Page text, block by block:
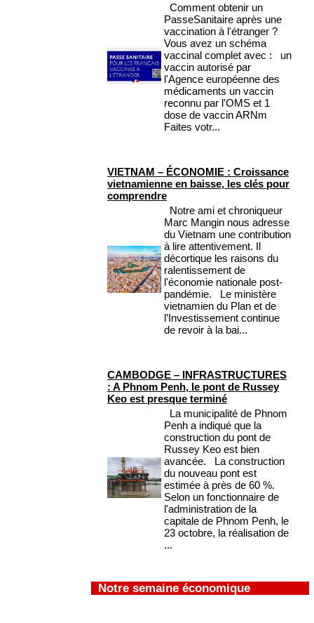
Comment obtenir un
PasseSanitaire après une
vaccination à l'étranger ?
Vous avez un schéma
vaccinal complet avec : un
vaccin autorisé par
l'Agence européenne des
médicaments un vaccin
reconnu par l'OMS et 1
dose de vaccin ARNm
Faites votr...
VIETNAM – ÉCONOMIE : Croissance
vietnamienne en baisse, les clés pour
comprendre
Notre ami et chroniqueur
Marc Mangin nous adresse
du Vietnam une contribution
à lire attentivement. Il
décortique les raisons du
ralentissement de
l'économie nationale post-
pandémie. Le ministère
vietnamien du Plan et de
l’Investissement continue
de revoir à la bai...
CAMBODGE – INFRASTRUCTURES
: A Phnom Penh, le pont de Russey
Keo est presque terminé
La municipalité de Phnom
Penh a indiqué que la
construction du pont de
Russey Keo est bien
avancée. La construction
du nouveau pont est
estimée à près de 60 %.
Selon un fonctionnaire de
l'administration de la
capitale de Phnom Penh, le
23 octobre, la réalisation de
...
Notre semaine économique